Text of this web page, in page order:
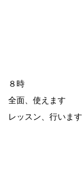
８時
全面、使えます
レッスン、行います